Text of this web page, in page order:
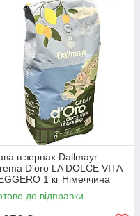
в зернах Dallmayr
D'oro LA DOLCE VITA
1 кг Німеччина
до відправки